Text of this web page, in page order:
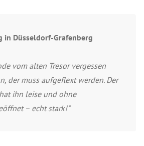
in Düsseldorf-Grafenberg
vom alten Tresor vergessen
der muss aufgeflext werden. Der
ihn leise und ohne
– echt stark!"